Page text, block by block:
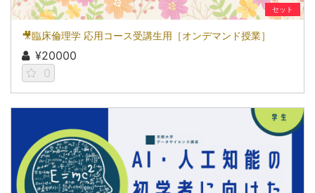
セット
🎥臨床倫理学 応用コース受講生用［オンデマンド授業］
¥20000
0